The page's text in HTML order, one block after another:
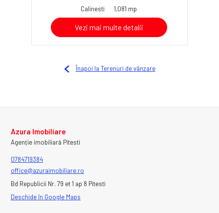
Calinesti
1,081 mp
Vezi mai multe detalii
Înapoi la Terenuri de vânzare
Azura Imobiliare
Agenție imobiliară Pitesti
0784719384
office@azuraimobiliare.ro
Bd Republicii Nr. 79 et 1 ap 8 Pitesti
Deschide în Google Maps